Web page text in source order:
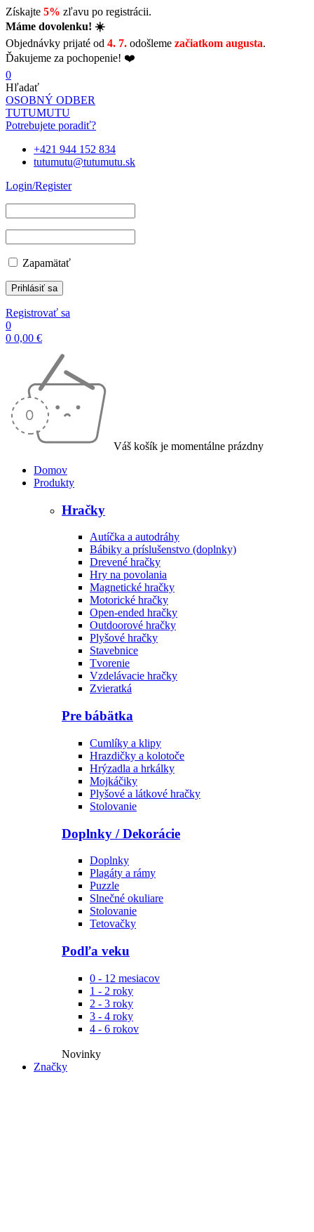
Získajte 5% zľavu po registrácii.
Máme dovolenku! ☀️
Objednávky prijaté od 4. 7. odošleme začiatkom augusta.
Ďakujeme za pochopenie! ❤️
0
Hľadať
OSOBNÝ ODBER
TUTUMUTU
Potrebujete poradiť?
+421 944 152 834
tutumutu@tutumutu.sk
Login/Register
Zapamätať
Registrovať sa
0
0 0,00 €
Váš košík je momentálne prázdny
Domov
Produkty
Hračky
Autíčka a autodráhy
Bábiky a príslušenstvo (doplnky)
Drevené hračky
Hry na povolania
Magnetické hračky
Motorické hračky
Open-ended hračky
Outdoorové hračky
Plyšové hračky
Stavebnice
Tvorenie
Vzdelávacie hračky
Zvieratká
Pre bábätka
Cumlíky a klipy
Hrazdičky a kolotoče
Hrýzadla a hrkálky
Mojkáčiky
Plyšové a látkové hračky
Stolovanie
Doplnky / Dekorácie
Doplnky
Plagáty a rámy
Puzzle
Slnečné okuliare
Stolovanie
Tetovačky
Podľa veku
0 - 12 mesiacov
1 - 2 roky
2 - 3 roky
3 - 4 roky
4 - 6 rokov
Novinky​
Značky